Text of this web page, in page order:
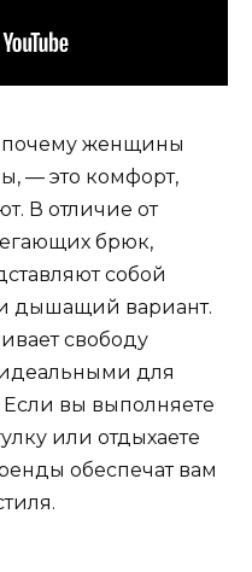
почему женщины
— это комфорт,
В отличие от
брюк,
собой
дышащий вариант.
свободу
для
вы выполняете
или отдыхаете
обеспечат вам